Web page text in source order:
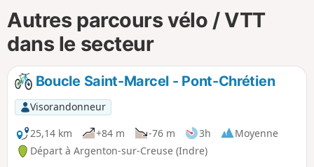
Autres parcours vélo / VTT
dans le secteur
Boucle Saint-Marcel - Pont-Chrétien
Visorandonneur
25,14 km
+84 m -76 m 3h
Moyenne
Départ à Argenton-sur-Creuse (Indre)